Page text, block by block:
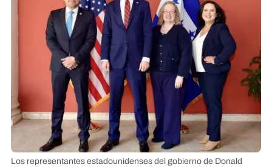
Los representantes estadounidenses del gobierno de Donald